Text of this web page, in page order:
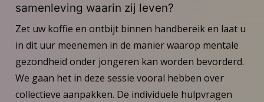
samenleving waarin zij leven?
Zet uw koffie en ontbijt binnen handbereik en laat u
in dit uur meenemen in de manier waarop mentale
gezondheid onder jongeren kan worden bevorderd.
We gaan het in deze sessie vooral hebben over
collectieve aanpakken. De individuele hulpvragen